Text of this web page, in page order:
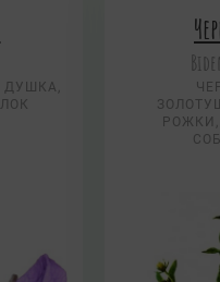
ДУШКА,
РОЖКИ,